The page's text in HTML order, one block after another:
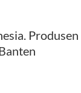
Produsen